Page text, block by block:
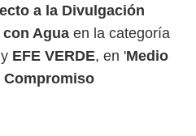
a la Divulgación
con Agua en la categoría
EFE VERDE, en 'Medio